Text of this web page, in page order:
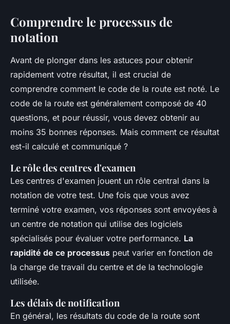
Comprendre le processus de
notation
Avant de plonger dans les astuces pour obtenir
rapidement votre résultat, il est crucial de
comprendre comment le code de la route est noté. Le
code de la route est généralement composé de 40
questions, et pour réussir, vous devez obtenir au
moins 35 bonnes réponses. Mais comment ce résultat
est-il calculé et communiqué ?
Le rôle des centres d'examen
Les centres d'examen jouent un rôle central dans la
notation de votre test. Une fois que vous avez
terminé votre examen, vos réponses sont envoyées à
un centre de notation qui utilise des logiciels
spécialisés pour évaluer votre performance. La
rapidité de ce processus peut varier en fonction de
la charge de travail du centre et de la technologie
utilisée.
Les délais de notification
En général, les résultats du code de la route sont